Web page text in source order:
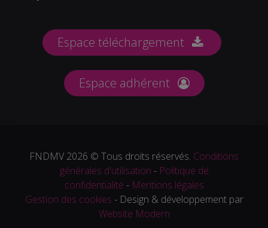
Espace téléchargement
Espace adhérent
FNDMV 2026 © Tous droits réservés. Conditions
générales d'utilisation - Politique de
confidentialité - Mentions légales
Gestion des cookies - Design & développement par
Website Modern